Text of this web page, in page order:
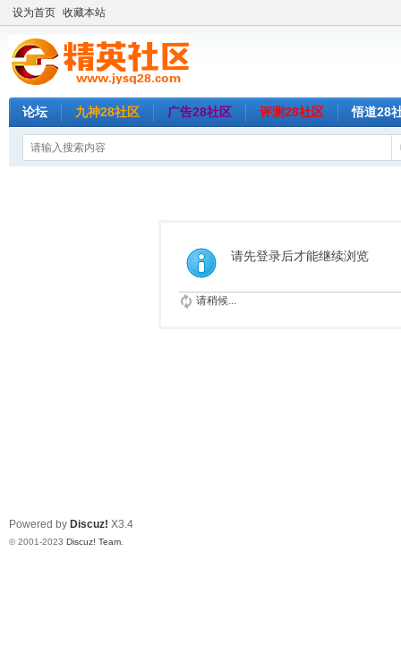
设为首页 收藏本站
论坛 九神28社区 广告28社区 评测28社区 悟道28
请先登录后才能继续浏览
请稍候...
Powered by Discuz! X3.4
© 2001-2023 Discuz! Team